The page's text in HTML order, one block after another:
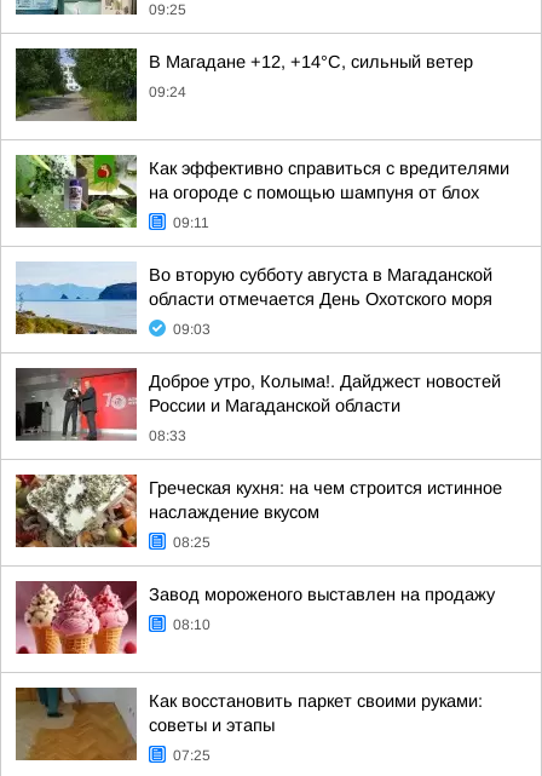
09:25
В Магадане +12, +14°C, сильный ветер
09:24
Как эффективно справиться с вредителями
на огороде с помощью шампуня от блох
09:11
Во вторую субботу августа в Магаданской
области отмечается День Охотского моря
09:03
Доброе утро, Колыма!. Дайджест новостей
России и Магаданской области
08:33
Греческая кухня: на чем строится истинное
наслаждение вкусом
08:25
Завод мороженого выставлен на продажу
08:10
Как восстановить паркет своими руками:
советы и этапы
07:25